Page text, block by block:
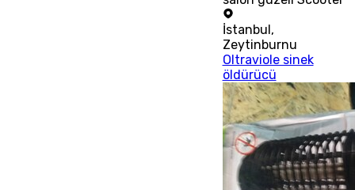
İstanbul ,
Zeytinburnu
Oltraviole sinek
öldürücü